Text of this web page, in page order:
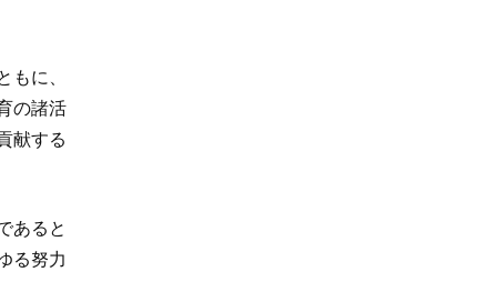
もに、
の諸活
献する
あると
る努力